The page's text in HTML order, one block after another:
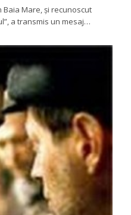
Mare, şi recunoscut
a transmis un mesaj…